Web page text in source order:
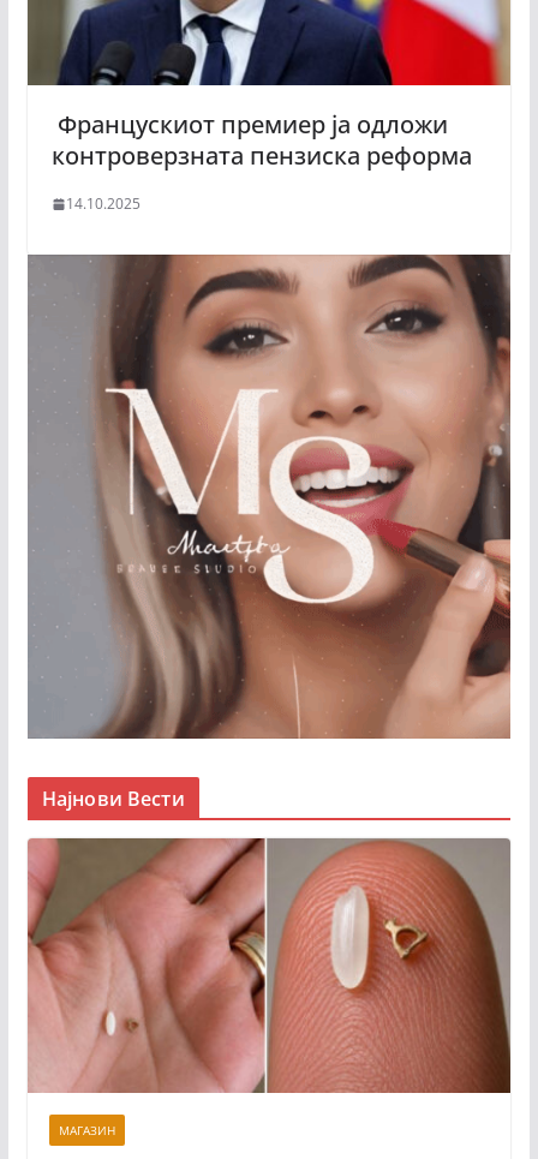
Францускиот премиер ја одложи
контроверзната пензиска реформа
14.10.2025
Најнови Вести
МАГАЗИН